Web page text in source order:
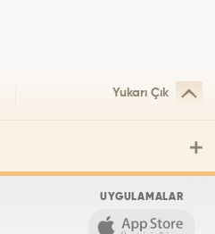
Yukarı Çık
UYGULAMALAR